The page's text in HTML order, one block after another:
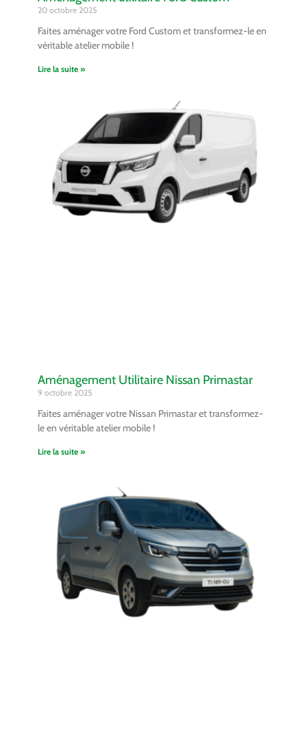
20 octobre 2025
Faites aménager votre Ford Custom et transformez-le en
véritable atelier mobile !
Lire la suite »
Aménagement Utilitaire Nissan Primastar
9 octobre 2025
Faites aménager votre Nissan Primastar et transformez-
le en véritable atelier mobile !
Lire la suite »